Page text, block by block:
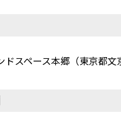
ドスペース本郷（東京都文